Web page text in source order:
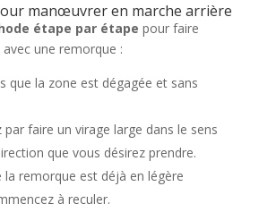
manœuvrer en marche arrière
étape par étape pour faire
une remorque :
que la zone est dégagée et sans
par faire un virage large dans le sens
que vous désirez prendre.
la remorque est déjà en légère
à reculer.